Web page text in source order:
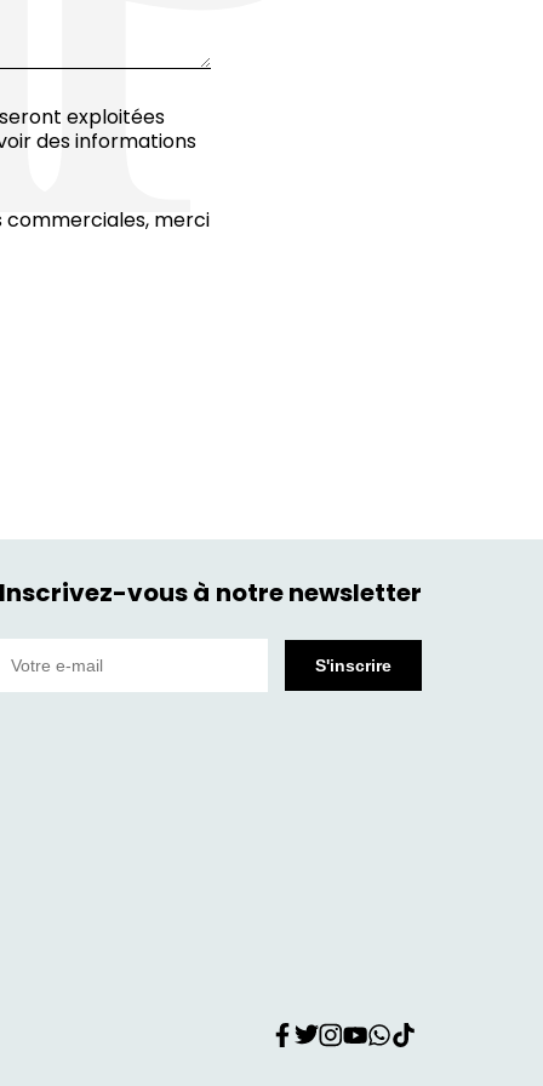
exploitées
des informations
commerciales, merci
Inscrivez-vous à notre newsletter